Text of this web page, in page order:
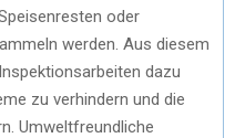
oder
werden. Aus diesem
dazu
zu verhindern und die
Umweltfreundliche